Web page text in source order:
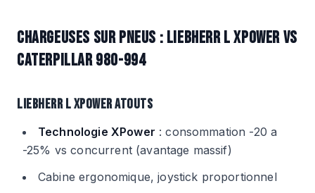
CHARGEUSES SUR PNEUS : LIEBHERR L XPOWER VS
CATERPILLAR 980-994
LIEBHERR L XPOWER ATOUTS
Technologie XPower : consommation -20 a
-25% vs concurrent (avantage massif)
Cabine ergonomique, joystick proportionnel